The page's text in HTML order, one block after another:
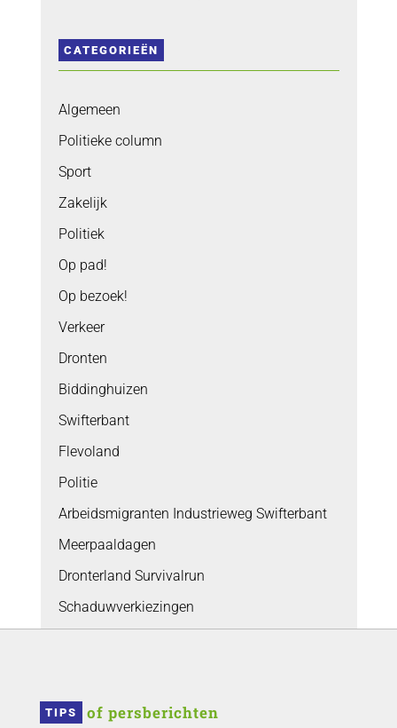
CATEGORIEËN
Algemeen
Politieke column
Sport
Zakelijk
Politiek
Op pad!
Op bezoek!
Verkeer
Dronten
Biddinghuizen
Swifterbant
Flevoland
Politie
Arbeidsmigranten Industrieweg Swifterbant
Meerpaaldagen
Dronterland Survivalrun
Schaduwverkiezingen
TIPS of persberichten